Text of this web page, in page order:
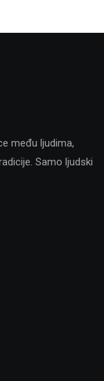
među ljudima,
Samo ljudski